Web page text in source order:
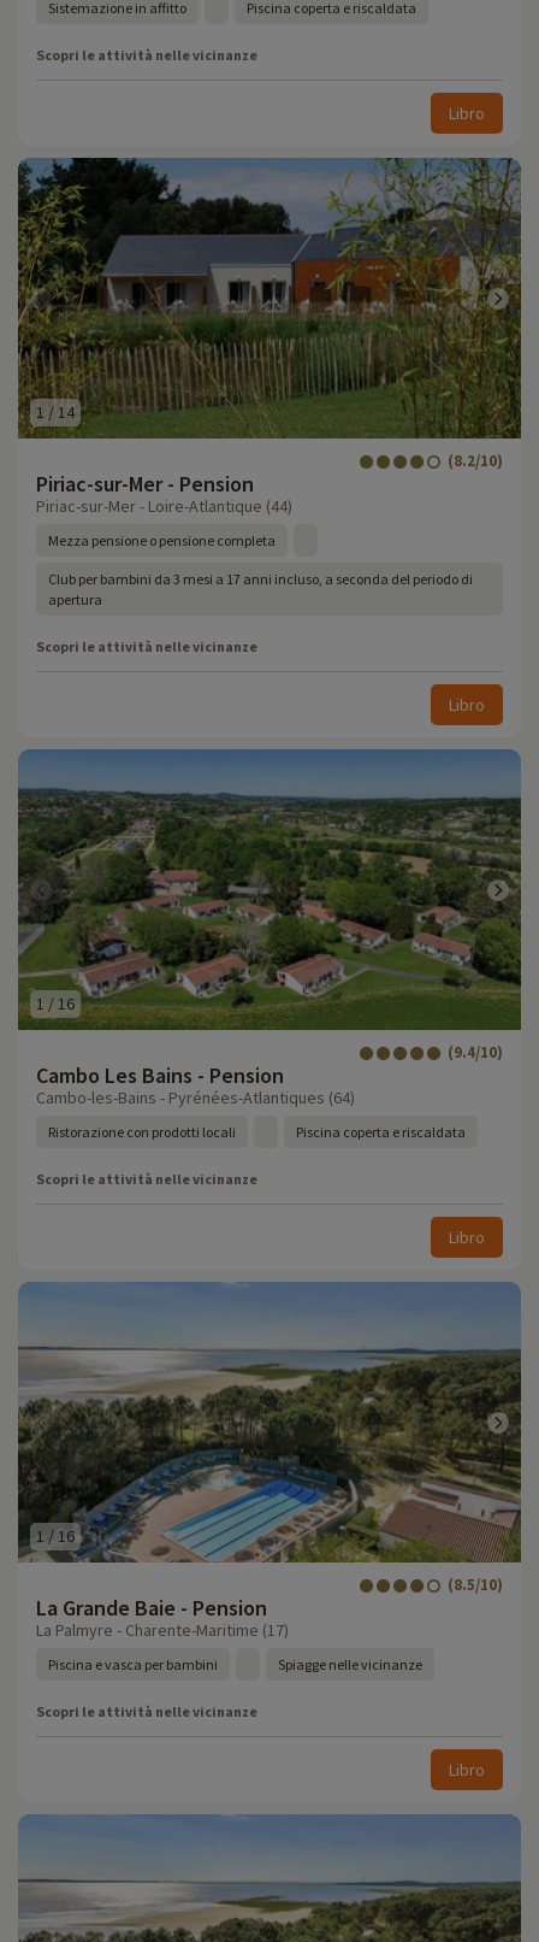
Sistemazione in affitto Piscina coperta e riscaldata
Scopri le attività nelle vicinanze
Libro
1 /14
Piriac-sur-Mer - Pension
(8.2/10)
Piriac-sur-Mer - Loire-Atlantique (44)
Mezza pensione o pensione completa
Club per bambini da 3 mesi a 17 anni incluso, a seconda del periodo di
apertura
Scopri le attività nelle vicinanze
Libro
1 / 16
Cambo Les Bains - Pension
(9.4/10)
Cambo-les-Bains - Pyrénées-Atlantiques (64)
Ristorazione con prodotti locali Piscina coperta e riscaldata
Scopri le attività nelle vicinanze
Libro
1 / 16
La Grande Baie - Pension
(8.5/10)
La Palmyre - Charente-Maritime (17)
Piscina e vasca per bambini Spiagge nelle vicinanze
Scopri le attività nelle vicinanze
Libro